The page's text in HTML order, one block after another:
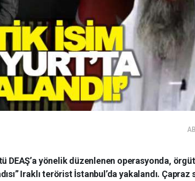
DEAŞ’a yönelik düzenlenen operasyonda,
Iraklı terörist İstanbul’da yakalandı.